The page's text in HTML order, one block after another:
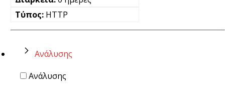
HTTP
Ανάλυσης
Ανάλυσης